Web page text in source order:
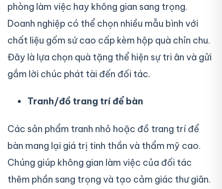
phòng làm việc hay không gian sang trọng.
Doanh nghiệp có thể chọn nhiều mẫu bình với
chất liệu gốm sứ cao cấp kèm hộp quà chỉn chu.
Đây là lựa chọn quà tặng thể hiện sự tri ân và gửi
gắm lời chúc phát tài đến đối tác.
Tranh/đồ trang trí để bàn
Các sản phẩm tranh nhỏ hoặc đồ trang trí để
bàn mang lại giá trị tinh thần và thẩm mỹ cao.
Chúng giúp không gian làm việc của đối tác
thêm phần sang trọng và tạo cảm giác thư giãn.